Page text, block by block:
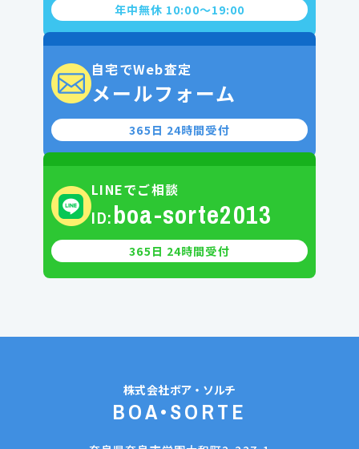
年中無休 10:00〜19:00
自宅でWeb査定
メールフォーム
365日 24時間受付
LINEでご相談
ID:boa-sorte2013
365日 24時間受付
株式会社ボア・ソルチ
BOA•SORTE